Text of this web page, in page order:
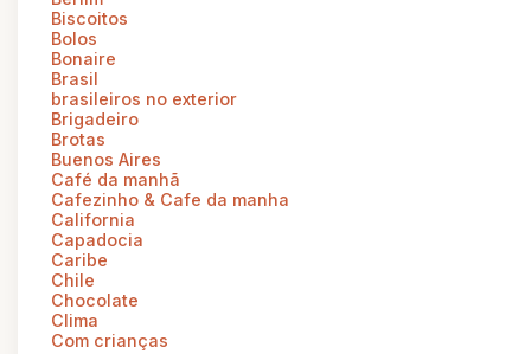
Biscoitos
Bolos
Bonaire
Brasil
brasileiros no exterior
Brigadeiro
Brotas
Buenos Aires
Café da manhã
Cafezinho & Cafe da manha
California
Capadocia
Caribe
Chile
Chocolate
Clima
Com crianças